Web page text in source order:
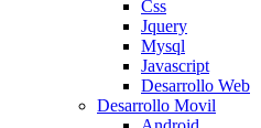
Css
Jquery
Mysql
Javascript
Desarrollo Web
Desarrollo Movil